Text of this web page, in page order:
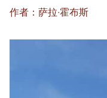
作者：萨拉·霍布斯